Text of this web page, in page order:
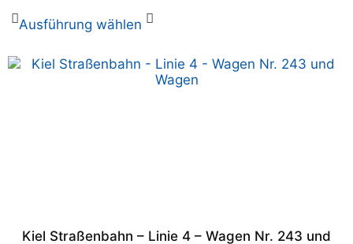
Ausführung wählen
Kiel Straßenbahn – Linie 4 – Wagen Nr. 243 und